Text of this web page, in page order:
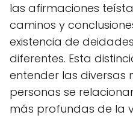
las afirmaciones
caminos y
existencia de
diferentes. Esta
entender las diversas
personas se
más profundas de la